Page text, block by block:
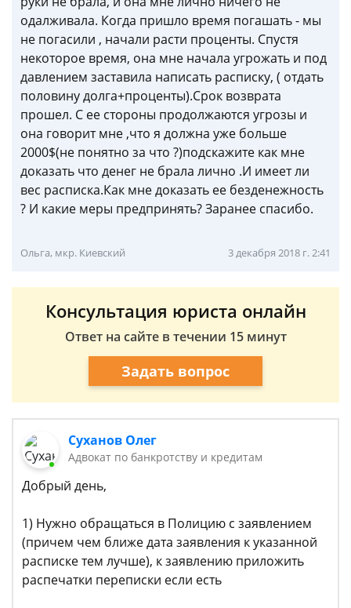
одалживала. Когда пришло время погашать - мы
не погасили , начали расти проценты. Спустя
некоторое время, она мне начала угрожать и под
давлением заставила написать расписку, ( отдать
половину долга+проценты).Срок возврата
прошел. С ее стороны продолжаются угрозы и
она говорит мне ,что я должна уже больше
2000$(не понятно за что ?)подскажите как мне
доказать что денег не брала лично .И имеет ли
вес расписка.Как мне доказать ее безденежность
? И какие меры предпринять? Заранее спасибо.
Ольга, мкр. Киевский 3 декабря 2018 г. 2:41
Консультация юриста онлайн
Ответ на сайте в течении 15 минут
Задать вопрос
Суханов Олег
Адвокат по банкротству и кредитам
Добрый день,
1) Нужно обращаться в Полицию с заявлением
(причем чем ближе дата заявления к указанной
расписке тем лучше), к заявлению приложить
распечатки переписки если есть